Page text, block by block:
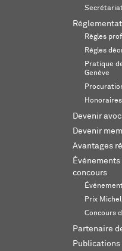
Règles
Règles
Pratique
Genève
Honoraires
Devenir
Devenir
Avantages
concours
Prix
Concours
Partenaire
Publications